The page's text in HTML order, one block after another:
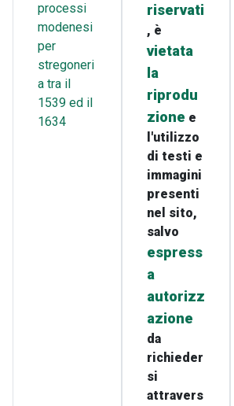
processi
modenesi
per
stregoneri
a tra il
1539 ed il
1634
riservati
, è
vietata
la
riprodu
zione e
l'utilizzo
di testi e
immagini
presenti
nel sito,
salvo
espress
a
autorizz
azione
da
richieder
si
attravers